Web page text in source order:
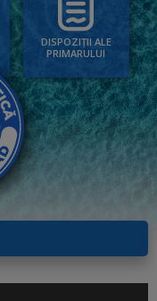
DISPOZIȚII ALE
PRIMARULUI